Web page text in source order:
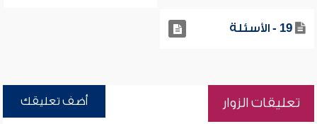
19 - الأسئلة
تعليقات الزوار أضف تعليقك